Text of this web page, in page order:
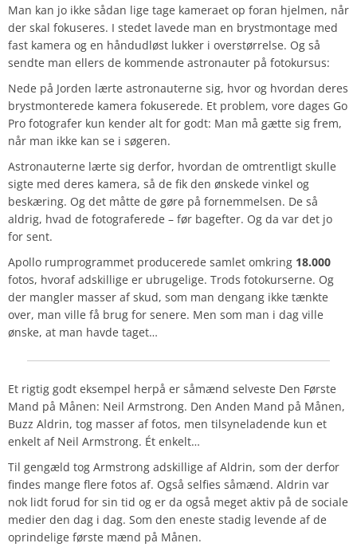
Man kan jo ikke sådan lige tage kameraet op foran hjelmen, når
der skal fokuseres. I stedet lavede man en brystmontage med
fast kamera og en håndudløst lukker i overstørrelse. Og så
sendte man ellers de kommende astronauter på fotokursus:
Nede på Jorden lærte astronauterne sig, hvor og hvordan deres
brystmonterede kamera fokuserede. Et problem, vore dages Go
Pro fotografer kun kender alt for godt: Man må gætte sig frem,
når man ikke kan se i søgeren.
Astronauterne lærte sig derfor, hvordan de omtrentligt skulle
sigte med deres kamera, så de fik den ønskede vinkel og
beskæring. Og det måtte de gøre på fornemmelsen. De så
aldrig, hvad de fotograferede – før bagefter. Og da var det jo
for sent.
Apollo rumprogrammet producerede samlet omkring 18.000
fotos, hvoraf adskillige er ubrugelige. Trods fotokurserne. Og
der mangler masser af skud, som man dengang ikke tænkte
over, man ville få brug for senere. Men som man i dag ville
ønske, at man havde taget…
Et rigtig godt eksempel herpå er såmænd selveste Den Første
Mand på Månen: Neil Armstrong. Den Anden Mand på Månen,
Buzz Aldrin, tog masser af fotos, men tilsyneladende kun et
enkelt af Neil Armstrong. Ét enkelt…
Til gengæld tog Armstrong adskillige af Aldrin, som der derfor
findes mange flere fotos af. Også selfies såmænd. Aldrin var
nok lidt forud for sin tid og er da også meget aktiv på de sociale
medier den dag i dag. Som den eneste stadig levende af de
oprindelige første mænd på Månen.